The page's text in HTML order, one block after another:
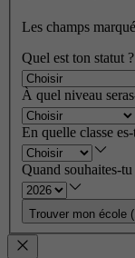
Les champs
Quel est ton statut ?
À quel niveau
En quelle classe
Quand souhaites-
Trouver mon école